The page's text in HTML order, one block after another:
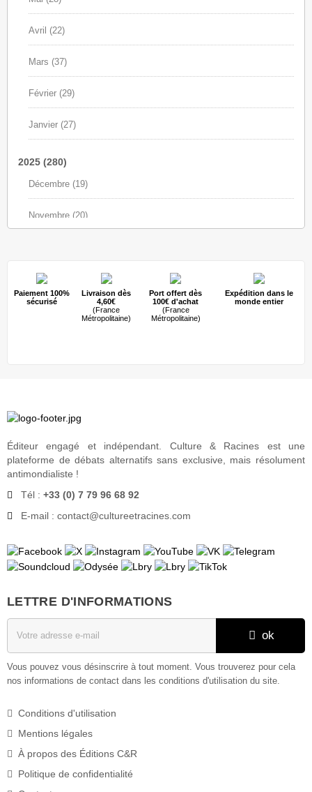
Avril (22)
Mars (37)
Février (29)
Janvier (27)
2025 (280)
Décembre (19)
Novembre (20)
Septembre
Mars(30)
Février(25)
2024(363)
Novembre(26)
Octobre(35)
Septembre (31)
Août(21)
Juin(31)
Paiement 100%
sécurisé
Livraison dès
4,60€
(France
Métropolitaine)
Port offert dès
100€ d'achat
(France
Métropolitaine)
Expédition dans le
monde entier
Éditeur engagé et indépendant. Culture & Racines est une
plateforme de débats alternatifs sans exclusive, mais résolument
antimondialiste !
Tél : +33 (0) 7 79 96 68 92
E-mail : contact@cultureetracines.com
LETTRE D'INFORMATIONS
ok
Vous pouvez vous désinscrire à tout moment. Vous trouverez pour cela
nos informations de contact dans les conditions d'utilisation du site.
Conditions d'utilisation
Mentions légales
À propos des Éditions C&R
Politique de confidentialité